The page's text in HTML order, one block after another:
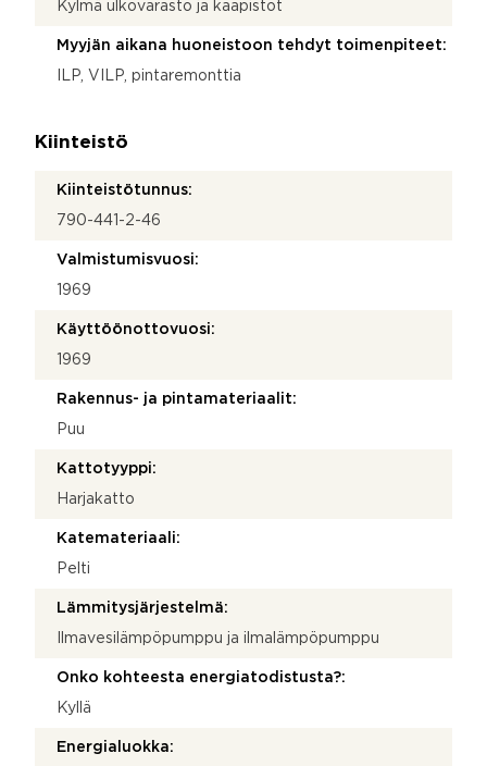
Kylmä ulkovarasto ja kaapistot
Myyjän aikana huoneistoon tehdyt toimenpiteet:
ILP, VILP, pintaremonttia
Kiinteistö
Kiinteistötunnus:
790-441-2-46
Valmistumisvuosi:
1969
Käyttöönottovuosi:
1969
Rakennus- ja pintamateriaalit:
Puu
Kattotyyppi:
Harjakatto
Katemateriaali:
Pelti
Lämmitysjärjestelmä:
Ilmavesilämpöpumppu ja ilmalämpöpumppu
Onko kohteesta energiatodistusta?:
Kyllä
Energialuokka: